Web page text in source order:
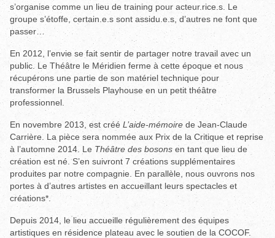
s’organise comme un lieu de training pour acteur.rice.s. Le
groupe s’étoffe, certain.e.s sont assidu.e.s, d’autres ne font que
passer…
En 2012, l’envie se fait sentir de partager notre travail avec un
public. Le Théâtre le Méridien ferme à cette époque et nous
récupérons une partie de son matériel technique pour
transformer la Brussels Playhouse en un petit théâtre
professionnel.
En novembre 2013, est créé L’aide-mémoirede Jean-Claude
Carrière. La pièce sera nommée aux Prix de la Critique et reprise
à l’automne 2014. Le Théâtre des bosonsen tant que lieu de
création est né. S’en suivront 7 créations supplémentaires
produites par notre compagnie. En parallèle, nous ouvrons nos
portes à d’autres artistes en accueillant leurs spectacles et
créations*.
Depuis 2014, le lieu accueille régulièrement des équipes
artistiques en résidence plateau avec le soutien de la COCOF.